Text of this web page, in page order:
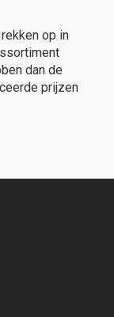
op in
dan de
prijzen